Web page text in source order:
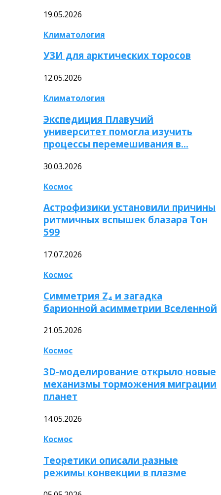
19.05.2026
Климатология
УЗИ для арктических торосов
12.05.2026
Климатология
Экспедиция Плавучий
университет помогла изучить
процессы перемешивания в…
30.03.2026
Космос
Астрофизики установили причины
ритмичных вспышек блазара Тон
599
17.07.2026
Космос
Симметрия Z₄ и загадка
барионной асимметрии Вселенной
21.05.2026
Космос
3D-моделирование открыло новые
механизмы торможения миграции
планет
14.05.2026
Космос
Теоретики описали разные
режимы конвекции в плазме